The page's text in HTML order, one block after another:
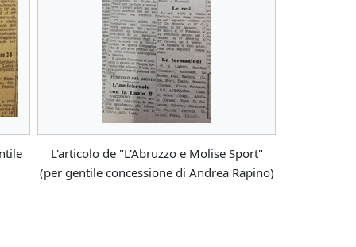
L'articolo de "L'Abruzzo e Molise Sport"
(per gentile concessione di Andrea Rapino)